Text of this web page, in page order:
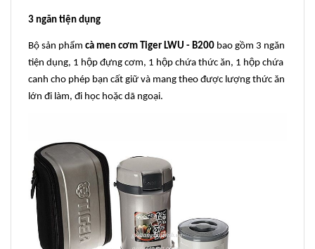
3 ngăn tiện dụng
Bộ sản phẩm cà men cơm Tiger LWU - B200 bao gồm 3 ngăn
tiện dụng, 1 hộp đựng cơm, 1 hộp chứa thức ăn, 1 hộp chứa
canh cho phép bạn cất giữ và mang theo được lượng thức ăn
lớn đi làm, đi học hoặc dã ngoại.